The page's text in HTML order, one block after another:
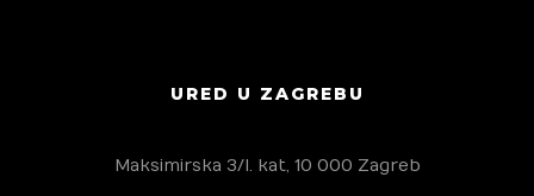
URED U ZAGREBU
Maksimirska 3/I. kat, 10 000 Zagreb